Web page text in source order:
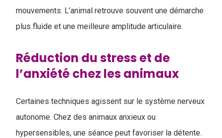
mouvements. L’animal retrouve souvent une démarche
plus fluide et une meilleure amplitude articulaire.
Réduction du stress et de
l’anxiété chez les animaux
Certaines techniques agissent sur le système nerveux
autonome. Chez des animaux anxieux ou
hypersensibles, une séance peut favoriser la détente.